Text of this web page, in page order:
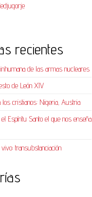
recientes
de las armas nucleares
de León XIV
los cristianos: Nigeria, Austria
el Espíritu Santo el que nos enseña
transubstanciación